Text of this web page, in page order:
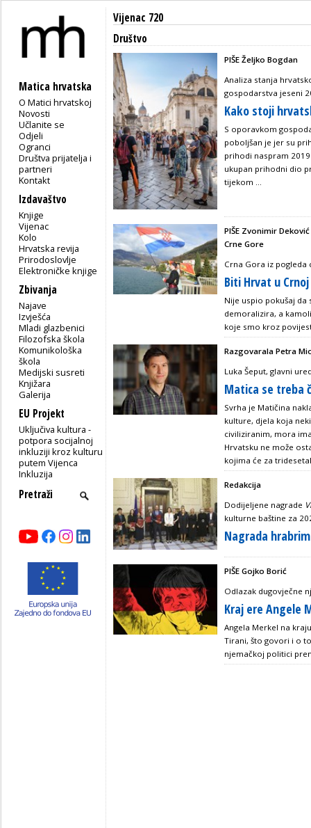
Matica hrvatska
O Matici hrvatskoj
Novosti
Učlanite se
Odjeli
Ogranci
Društva prijatelja i
partneri
Kontakt
Izdavaštvo
Knjige
Vijenac
Kolo
Hrvatska revija
Prirodoslovlje
Elektroničke knjige
Zbivanja
Najave
Izvješća
Mladi glazbenici
Filozofska škola
Komunikološka
škola
Medijski susreti
Knjižara
Galerija
EU Projekt
Uključiva kultura -
potpora socijalnoj
inkluziji kroz kulturu
putem Vijenca
Inkluzija
Vijenac 720
Društvo
PIŠE Željko Bogdan
Analiza stanja
gospodarstva jeseni
Kako stoji
S oporavkom
poboljšan je jer su
prihodi naspram
ukupan prihodni dio
tijekom ...
PIŠE Zvonimir
Crne Gore
Crna Gora iz pogleda
Biti Hrvat u
Nije uspio pokušaj
demoralizira, a
koje smo kroz
Razgovarala Petra
Luka Šeput, glavni
Matica se treba
Svrha je Matičina
kulture, djela koja
civiliziranim, mora
Hrvatsku ne može
kojima će za
Redakcija
Dodijeljene nagrade
kulturne baštine za
Nagrada
PIŠE Gojko Borić
Odlazak dugovječne
Kraj ere Angele
Angela Merkel na
Tirani, što govori i o
njemačkoj politici